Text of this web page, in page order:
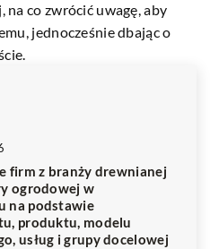
co zwrócić uwagę, aby
jednocześnie dbając o
firm z branży drewnianej
ogrodowej w
na podstawie
produktu, modelu
usług i grupy docelowej